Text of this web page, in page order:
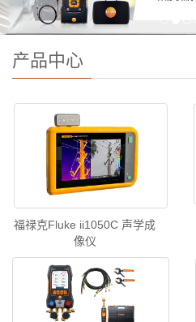
产品中心
福禄克Fluke ii1050C 声学成
像仪